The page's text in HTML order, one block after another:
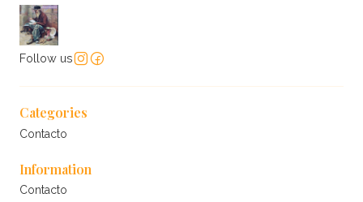
Follow us
Categories
Contacto
Information
Contacto